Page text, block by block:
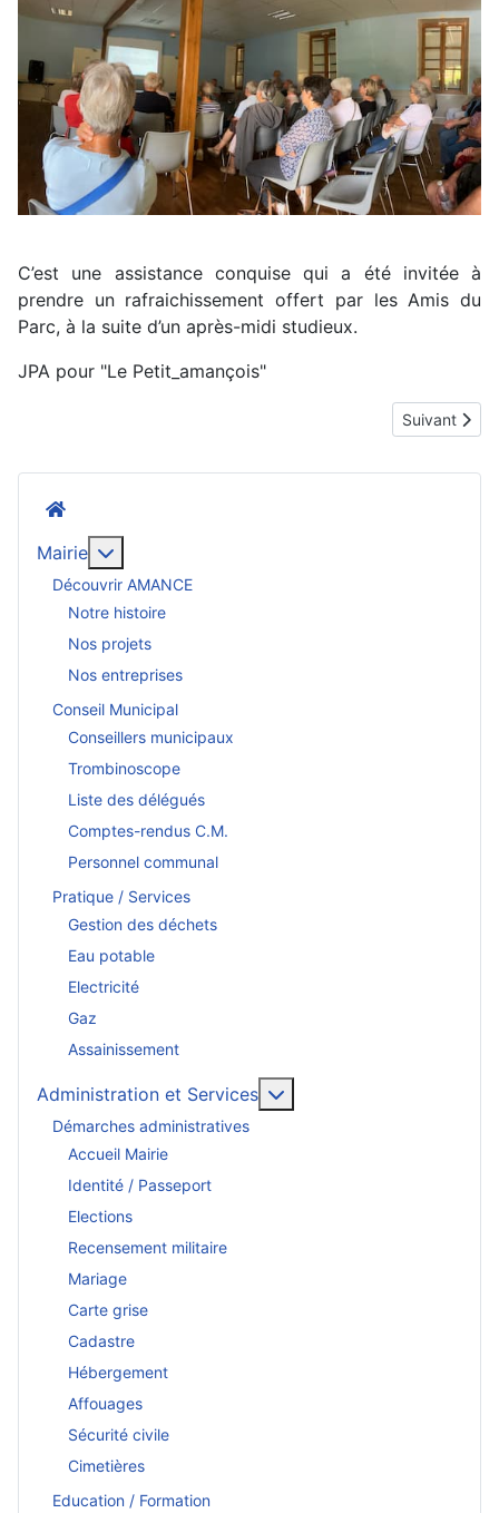
C’est une assistance conquise qui a été invitée à
prendre un rafraichissement offert par les Amis du
Parc, à la suite d’un après-midi studieux.
JPA pour "Le Petit_amançois"
Article
Suivant
Mairie
Découvrir AMANCE
Notre histoire
Nos projets
Nos entreprises
Conseil Municipal
Conseillers municipaux
Trombinoscope
Liste des délégués
Comptes-rendus C.M.
Personnel communal
Pratique / Services
Gestion des déchets
Eau potable
Electricité
Gaz
Assainissement
Administration et Services
Démarches administratives
Accueil Mairie
Identité / Passeport
Elections
Recensement militaire
Mariage
Carte grise
Cadastre
Hébergement
Affouages
Sécurité civile
Cimetières
Education / Formation